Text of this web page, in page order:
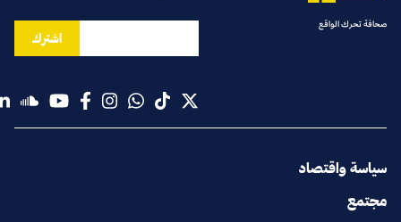
صحافة تحرك الواقع
سياسة واقتصاد
مجتمع
اشترك